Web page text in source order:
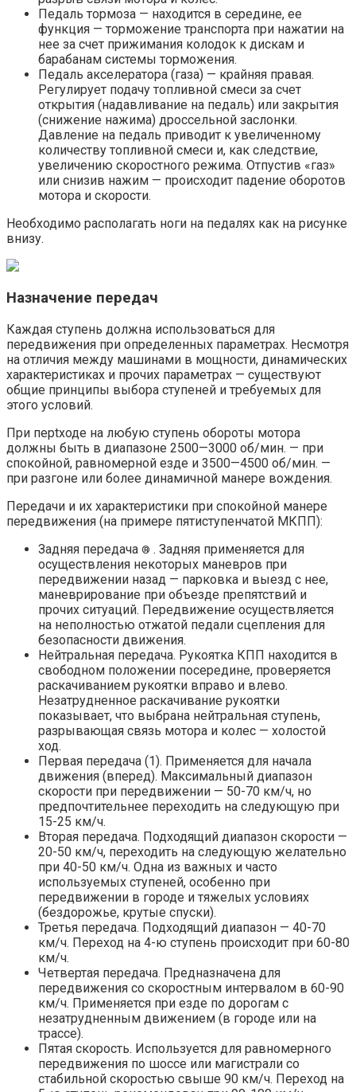
Педаль тормоза — находится в середине, ее
функция — торможение транспорта при нажатии на
нее за счет прижимания колодок к дискам и
барабанам системы торможения.
Педаль акселератора (газа) — крайняя правая.
Регулирует подачу топливной смеси за счет
открытия (надавливание на педаль) или закрытия
(снижение нажима) дроссельной заслонки.
Давление на педаль приводит к увеличенному
количеству топливной смеси и, как следствие,
увеличению скоростного режима. Отпустив «газ»
или снизив нажим — происходит падение оборотов
мотора и скорости.
Необходимо располагать ноги на педалях как на рисунке
внизу.
Назначение передач
Каждая ступень должна использоваться для
передвижения при определенных параметрах. Несмотря
на отличия между машинами в мощности, динамических
характеристиках и прочих параметрах — существуют
общие принципы выбора ступеней и требуемых для
этого условий.
При перtходе на любую ступень обороты мотора
должны быть в диапазоне 2500—3000 об/мин. — при
спокойной, равномерной езде и 3500—4500 об/мин. —
при разгоне или более динамичной манере вождения.
Передачи и их характеристики при спокойной манере
передвижения (на примере пятиступенчатой МКПП):
Задняя передача ® . Задняя применяется для
осуществления некоторых маневров при
передвижении назад — парковка и выезд с нее,
маневрирование при объезде препятствий и
прочих ситуаций. Передвижение осуществляется
на неполностью отжатой педали сцепления для
безопасности движения.
Нейтральная передача. Рукоятка КПП находится в
свободном положении посередине, проверяется
раскачиванием рукоятки вправо и влево.
Незатрудненное раскачивание рукоятки
показывает, что выбрана нейтральная ступень,
разрывающая связь мотора и колес — холостой
ход.
Первая передача (1). Применяется для начала
движения (вперед). Максимальный диапазон
скорости при передвижении — 50-70 км/ч, но
предпочтительнее переходить на следующую при
15-25 км/ч.
Вторая передача. Подходящий диапазон скорости —
20-50 км/ч, переходить на следующую желательно
при 40-50 км/ч. Одна из важных и часто
используемых ступеней, особенно при
передвижении в городе и тяжелых условиях
(бездорожье, крутые спуски).
Третья передача. Подходящий диапазон — 40-70
км/ч. Переход на 4-ю ступень происходит при 60-80
км/ч.
Четвертая передача. Предназначена для
передвижения со скоростным интервалом в 60-90
км/ч. Применяется при езде по дорогам с
незатрудненным движением (в городе или на
трассе).
Пятая скорость. Используется для равномерного
передвижения по шоссе или магистрали со
стабильной скоростью свыше 90 км/ч. Переход на